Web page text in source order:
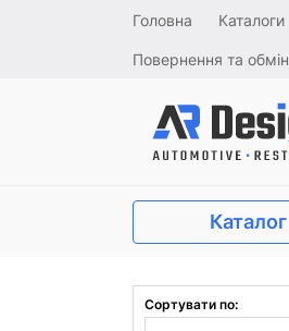
Головна Каталоги
Повернення та обмін
Каталог
Сортувати по: